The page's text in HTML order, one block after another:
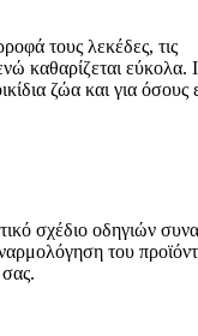
τους λεκέδες, τις
καθαρίζεται εύκολα.
ζώα και για
σχέδιο οδηγιών
του